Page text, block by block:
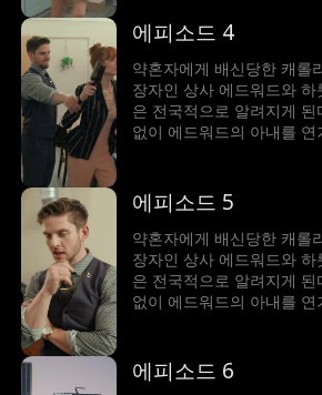
데.
에피소드 4
약혼자에게 배신당한 캐롤
장자인 상사 에드워드와
은 전국적으로 알려지게
없이 에드워드의 아내를 연
데.
에피소드 5
약혼자에게 배신당한 캐롤
장자인 상사 에드워드와
은 전국적으로 알려지게
없이 에드워드의 아내를 연
데.
에피소드 6